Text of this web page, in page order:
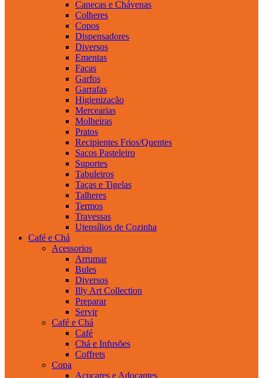
Canecas e Chávenas
Colheres
Copos
Dispensadores
Diversos
Ementas
Facas
Garfos
Garrafas
Higienização
Mercearias
Molheiras
Pratos
Recipientes Frios/Quentes
Sacos Pasteleiro
Suportes
Tabuleiros
Taças e Tigelas
Talheres
Termos
Travessas
Utensílios de Cozinha
Café e Chá
Acessorios
Arrumar
Bules
Diversos
Illy Art Collection
Preparar
Servir
Café e Chá
Café
Chá e Infusões
Coffrets
Copa
Açucares e Adoçantes